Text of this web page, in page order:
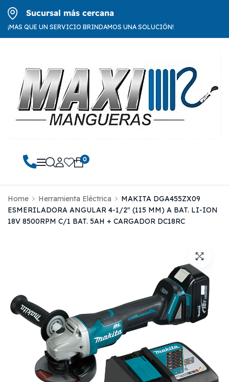
Sucursal más cercana
¡MAS QUE UN SERVICIO BRINDAMOS UNA SOLUCIÓN!
0
Home Herramienta Eléctrica
MAKITA DGA455ZX09
ESMERILADORA ANGULAR 4-1/2″ (115 MM) A BAT. LI-ION
18V 8500RPM C/1 BAT. 5AH + CARGADOR DC18RC